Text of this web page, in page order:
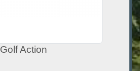
Golf Action